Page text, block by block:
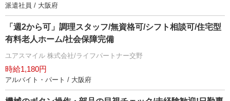
派遣社員 / 大阪府
「週2から可」調理スタッフ/無資格可/シフト相談可/住宅型
有料老人ホーム/社会保障完備
ユアスマイル 株式会社/ライフパートナー交野
時給1,180円
アルバイト・パート / 大阪府